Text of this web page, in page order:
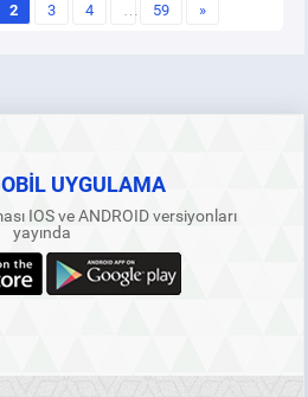
2 3 4 … 59 »
UYGULAMA
IOS ve ANDROID versiyonları
yayında